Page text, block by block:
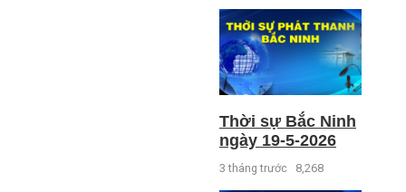
Thời sự Bắc Ninh
ngày 19-5-2026
3 tháng trước 8,268